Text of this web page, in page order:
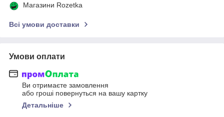
Магазини Rozetka
Всі умови доставки
Умови оплати
Ви отримаєте замовлення
або гроші повернуться на вашу картку
Детальніше